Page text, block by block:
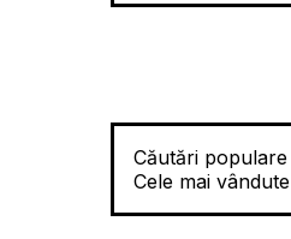
Căutări populare
Cele mai vândute